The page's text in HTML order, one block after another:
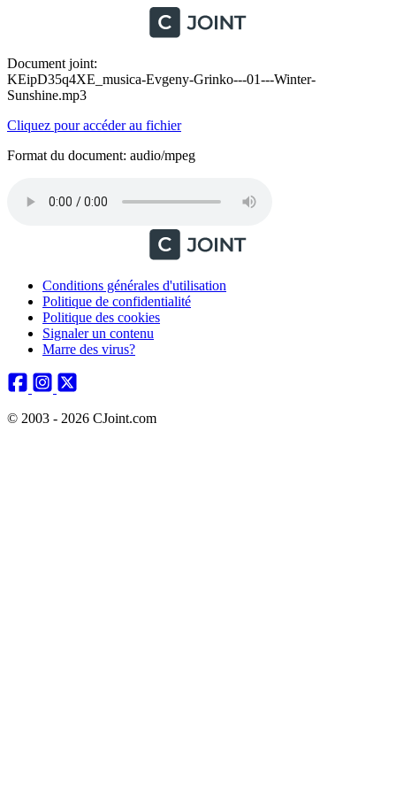
Document joint:
KEipD35q4XE_musica-Evgeny-Grinko---01---Winter-
Sunshine.mp3
Cliquez pour accéder au fichier
Format du document: audio/mpeg
Conditions générales d'utilisation
Politique de confidentialité
Politique des cookies
Signaler un contenu
Marre des virus?
© 2003 - 2026 CJoint.com